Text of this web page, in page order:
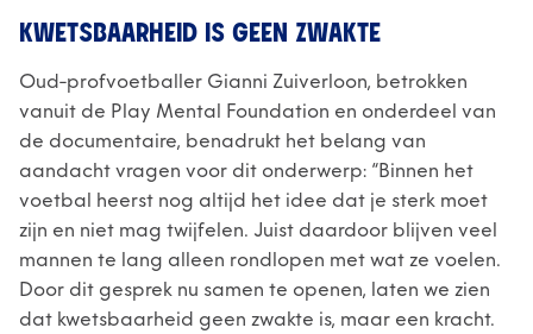
KWETSBAARHEID IS GEEN ZWAKTE
Oud-profvoetballer Gianni Zuiverloon, betrokken
vanuit de Play Mental Foundation en onderdeel van
de documentaire, benadrukt het belang van
aandacht vragen voor dit onderwerp: “Binnen het
voetbal heerst nog altijd het idee dat je sterk moet
zijn en niet mag twijfelen. Juist daardoor blijven veel
mannen te lang alleen rondlopen met wat ze voelen.
Door dit gesprek nu samen te openen, laten we zien
dat kwetsbaarheid geen zwakte is, maar een kracht.